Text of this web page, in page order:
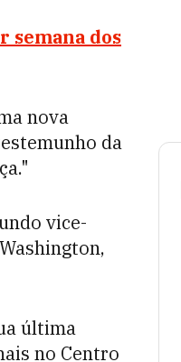
semana dos
nova
da
vice-
última
no Centro